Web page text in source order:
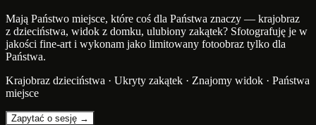
Mają Państwo miejsce, które coś dla Państwa znaczy — krajobraz
z dzieciństwa, widok z domku, ulubiony zakątek? Sfotografuję je w
jakości fine-art i wykonam jako limitowany fotoobraz tylko dla
Państwa.
Krajobraz dzieciństwa · Ukryty zakątek · Znajomy widok · Państwa
miejsce
Zapytać o sesję →